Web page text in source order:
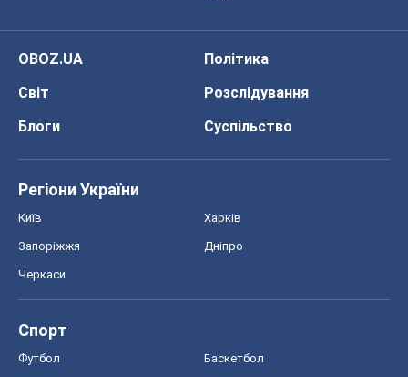
OBOZ.UA
Політика
Світ
Розслідування
Блоги
Суспільство
Регіони України
Київ Харків
Запоріжжя Дніпро
Черкаси
Спорт
Футбол Баскетбол